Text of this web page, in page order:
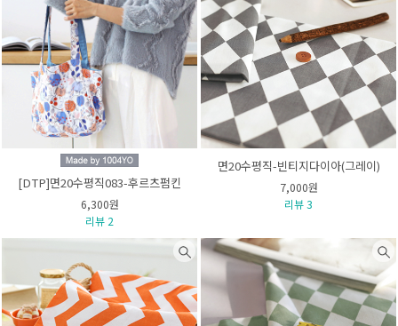
[DTP]면20수평직083-후르츠펌킨
6,300원
리뷰 2
면20수평직-빈티지다이아(그레이)
7,000원
리뷰 3